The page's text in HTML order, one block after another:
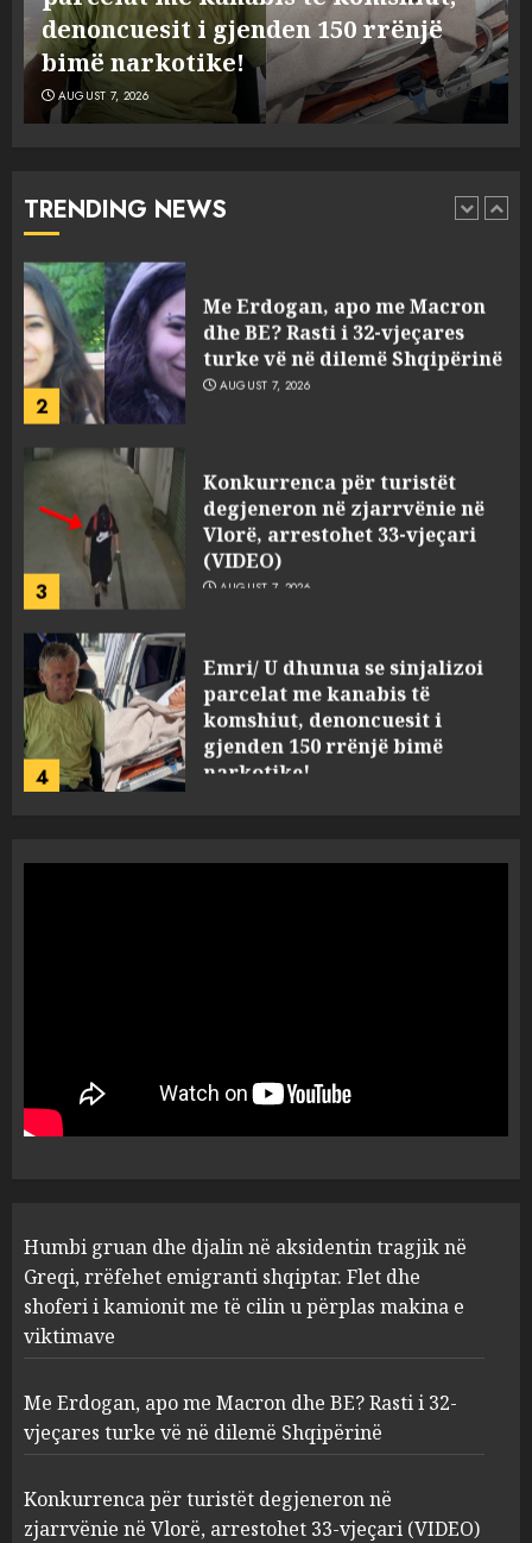
mendoi se mund t’i shpëtonte së
kaluarës së tij, por ne e gjetëm
AUGUST 7, 2026
TRENDING NEWS
5 AUGUST 7, 2026
1
Humbi gruan dhe djalin në
të cilin u përplas makina e
2
Me Erdogan, apo me Macron
dhe BE? Rasti i 32-vjeçares
turke vë në dilemë Shqipërinë
AUGUST 7, 2026
3
Konkurrenca për turistët
degjeneron në zjarrvënie në
Vlorë, arrestohet 33-vjeçari
(VIDEO)
AUGUST 7, 2026
4
Emri/ U dhunua se sinjalizoi
parcelat me kanabis të
komshiut, denoncuesit i
gjenden 150 rrënjë bimë
narkotike!
1
rrëfehet emigranti shqiptar.
Flet dhe shoferi i kamionit me
të cilin u përplas makina e
2
dhe BE? Rasti i 32-vjeçares
turke vë në dilemë Shqipërinë
AUGUST 7, 2026
3
Konkurrenca për turistët
degjeneron në zjarrvënie në
Vlorë, arrestohet 33-vjeçari
(VIDEO)
AUGUST 7, 2026
Humbi gruan dhe djalin në aksidentin tragjik në
Greqi, rrëfehet emigranti shqiptar. Flet dhe
shoferi i kamionit me të cilin u përplas makina e
viktimave
Me Erdogan, apo me Macron dhe BE? Rasti i 32-
vjeçares turke vë në dilemë Shqipërinë
Konkurrenca për turistët degjeneron në
zjarrvënie në Vlorë, arrestohet 33-vjeçari (VIDEO)